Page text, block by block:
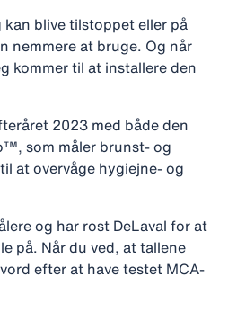
blive tilstoppet eller på
nemmere at bruge. Og når
kommer til at installere den
2023 med både den
som måler brunst- og
at overvåge hygiejne- og
og har rost DeLaval for at
på. Når du ved, at tallene
efter at have testet MCA-